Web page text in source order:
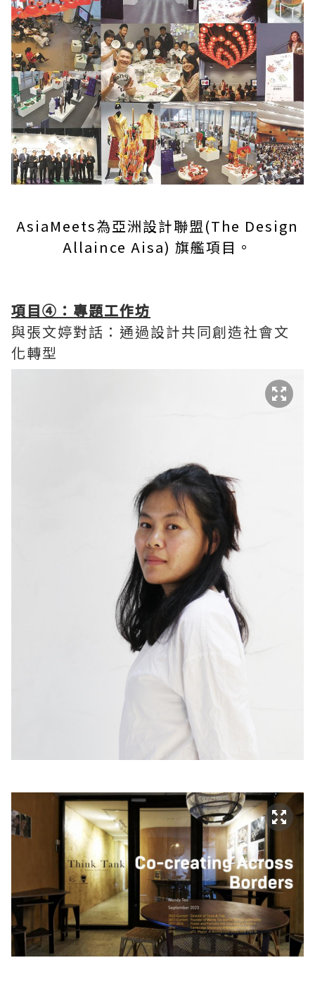
AsiaMeets為亞洲設計聯盟(The Design
Allaince Aisa) 旗艦項目。
項目④：專題工作坊
與張文婷對話：通過設計共同創造社會文
化轉型